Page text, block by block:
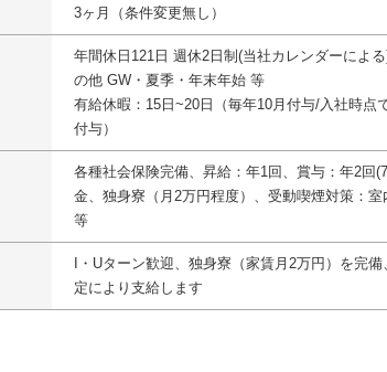
3ヶ月（条件変更無し）
年間休日121日 週休2日制(当社カレンダーによ
の他 GW・夏季・年末年始 等
有給休暇：15日~20日（毎年10月付与/入社時点
付与）
各種社会保険完備、昇給：年1回、賞与：年2回
金、独身寮（月2万円程度）、受動喫煙対策：
等
I・Uターン歓迎、独身寮（家賃月2万円）を完
定により支給します